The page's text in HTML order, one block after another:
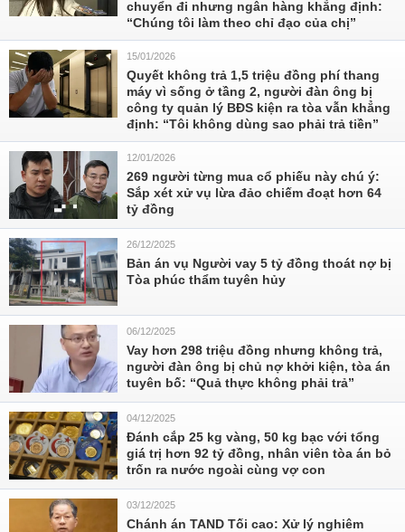
chuyển đi nhưng ngân hàng khẳng định:
“Chúng tôi làm theo chỉ đạo của chị”
15/01/2026
Quyết không trả 1,5 triệu đồng phí thang
máy vì sống ở tầng 2, người đàn ông bị
công ty quản lý BĐS kiện ra tòa vẫn khẳng
định: “Tôi không dùng sao phải trả tiền”
12/01/2026
269 người từng mua cổ phiếu này chú ý:
Sắp xét xử vụ lừa đảo chiếm đoạt hơn 64
tỷ đồng
26/12/2025
Bản án vụ Người vay 5 tỷ đồng thoát nợ bị
Tòa phúc thẩm tuyên hủy
06/12/2025
Vay hơn 298 triệu đồng nhưng không trả,
người đàn ông bị chủ nợ khởi kiện, tòa án
tuyên bố: “Quả thực không phải trả”
04/12/2025
Đánh cắp 25 kg vàng, 50 kg bạc với tổng
giá trị hơn 92 tỷ đồng, nhân viên tòa án bỏ
trốn ra nước ngoài cùng vợ con
03/12/2025
Chánh án TAND Tối cao: Xử lý nghiêm